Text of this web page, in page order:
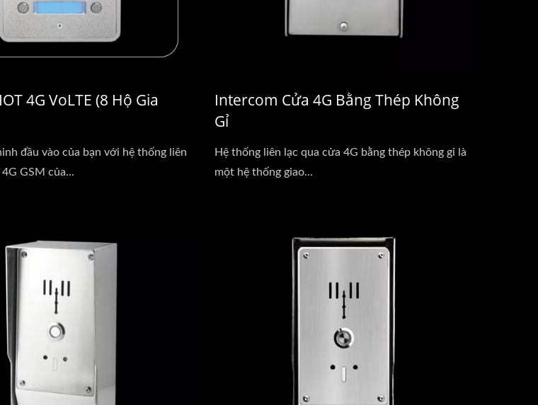
4G VoLTE (8 Hộ Gia
đầu vào của bạn với hệ thống liên
GSM của...
Intercom Cửa 4G Bằng Thép Không
Gỉ
Hệ thống liên lạc qua cửa 4G bằng thép không gỉ là
một hệ thống giao...